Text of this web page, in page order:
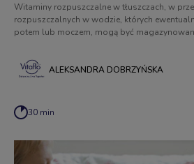
Witaminy rozpuszczalne w tłuszczach, w
rozpuszczalnych w wodzie, których
potem lub moczem, mogą być
ALEKSANDRA DOBRZYŃSKA
30 min